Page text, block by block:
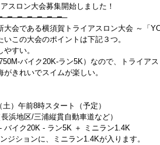
スロン大会募集開始しました！
大会である横須賀トライアスロン大会 ～「
この大会のポイントは下記３つ。
すい。
バイク20K-ラン5K）なので、トライア
きれいでスイムが楽しい。
）午前8時スタート（予定）
浜地区/三浦縦貫自動車道など）
バイク20K - ラン5K ＋ ミニラン1.4K
ジションに、ミニラン1.4Kが入ります。